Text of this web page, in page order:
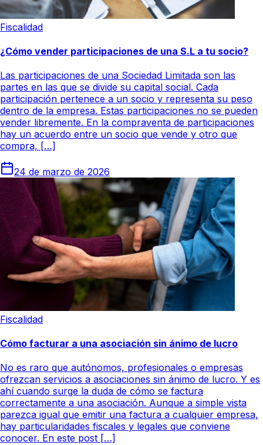
Fiscalidad
¿Cómo vender participaciones de una S.L a tu socio?
Las participaciones de una Sociedad Limitada son las
partes en las que se divide su capital social. Cada
participación pertenece a un socio y representa su peso
dentro de la empresa. Estas participaciones no se pueden
vender libremente. En la compraventa de participaciones
hay un acuerdo entre un socio que vende y otro que
compra, […]
24 de marzo de 2026
Fiscalidad
Cómo facturar a una asociación sin ánimo de lucro
No es raro que autónomos, profesionales o empresas
ofrezcan servicios a asociaciones sin ánimo de lucro. Y es
ahí cuando surge la duda de cómo se factura
correctamente a una asociación. Aunque a simple vista
parezca igual que emitir una factura a cualquier empresa,
hay particularidades fiscales y legales que conviene
conocer. En este post […]